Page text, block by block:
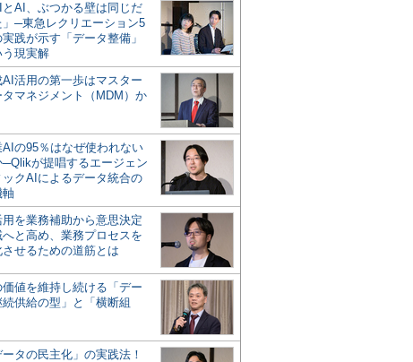
とAI、ぶつかる壁は同じだ
」─東急レクリエーション5
践が示す「データ整備」
う現実解
AI活用の第一歩はマスター
タマネジメント（MDM）か
AIの95％はなぜ使われない
─Qlikが提唱するエージェン
ックAIによるデータ統合の
軸
を業務補助から意思決定
へと高め、業務プロセスを
させるための道筋とは
値を維持し続ける「デー
続供給の型」と「横断組
ータの民主化」の実践法！